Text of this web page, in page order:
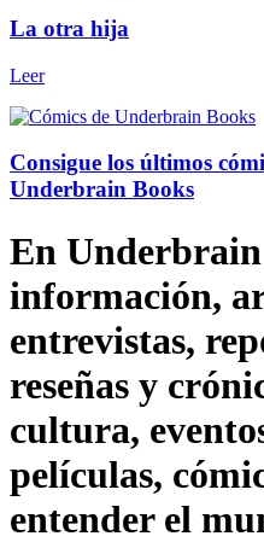
La otra hija
Leer
Consigue los últimos
Underbrain Books
En
información,
entrevistas,
reseñas y
cultura,
películas,
entender el